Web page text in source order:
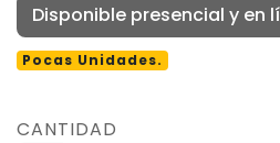
Disponible presencial y en
Pocas Unidades.
CANTIDAD